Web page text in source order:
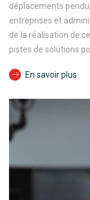
déplacements
entreprises et
de la réalisation de
pistes de solutions
En savoir plus